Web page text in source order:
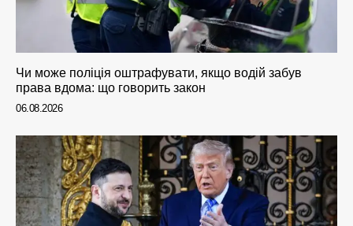
Чи може поліція оштрафувати, якщо водій забув
права вдома: що говорить закон
06.08.2026